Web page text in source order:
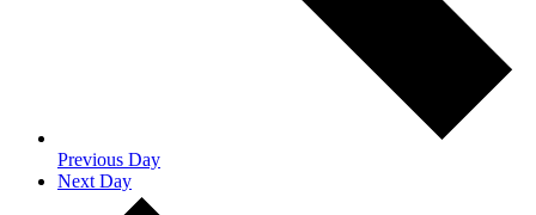
Previous Day
Next Day